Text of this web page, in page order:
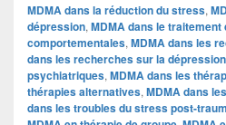
MDMA dans la réduction du stress,
dépression, MDMA dans le
comportementales, MDMA dans les
dans les recherches sur la dépression
psychiatriques, MDMA dans les
thérapies alternatives, MDMA dans
dans les troubles du stress post-